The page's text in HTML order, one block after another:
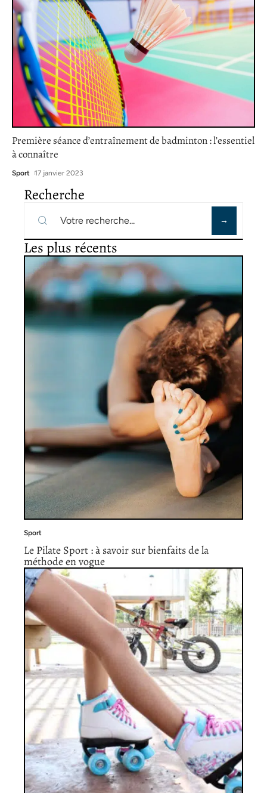
Première séance d’entraînement de badminton : l’essentiel
à connaître
Sport 17 janvier 2023
Recherche
Les plus récents
Sport
Le Pilate Sport : à savoir sur bienfaits de la
méthode en vogue